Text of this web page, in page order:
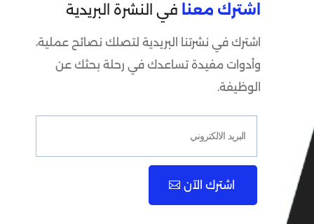
اشترك الآن
اشترك معنا في النشرة البريدية
اشترك في نشرتنا البريدية لتصلك نصائح عملية،
وأدوات مفيدة تساعدك في رحلة بحثك عن
الوظيفة.